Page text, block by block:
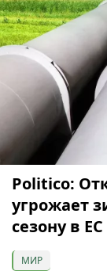
Politico:
угрожает
сезону в ЕС
МИР